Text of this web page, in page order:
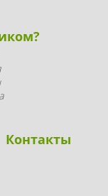
Контакты